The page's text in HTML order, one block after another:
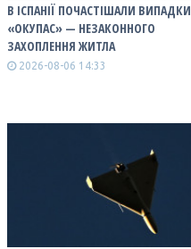
В ІСПАНІЇ ПОЧАСТІШАЛИ ВИПАДКИ
«ОКУПАС» — НЕЗАКОННОГО
ЗАХОПЛЕННЯ ЖИТЛА
2026-08-06 14:33